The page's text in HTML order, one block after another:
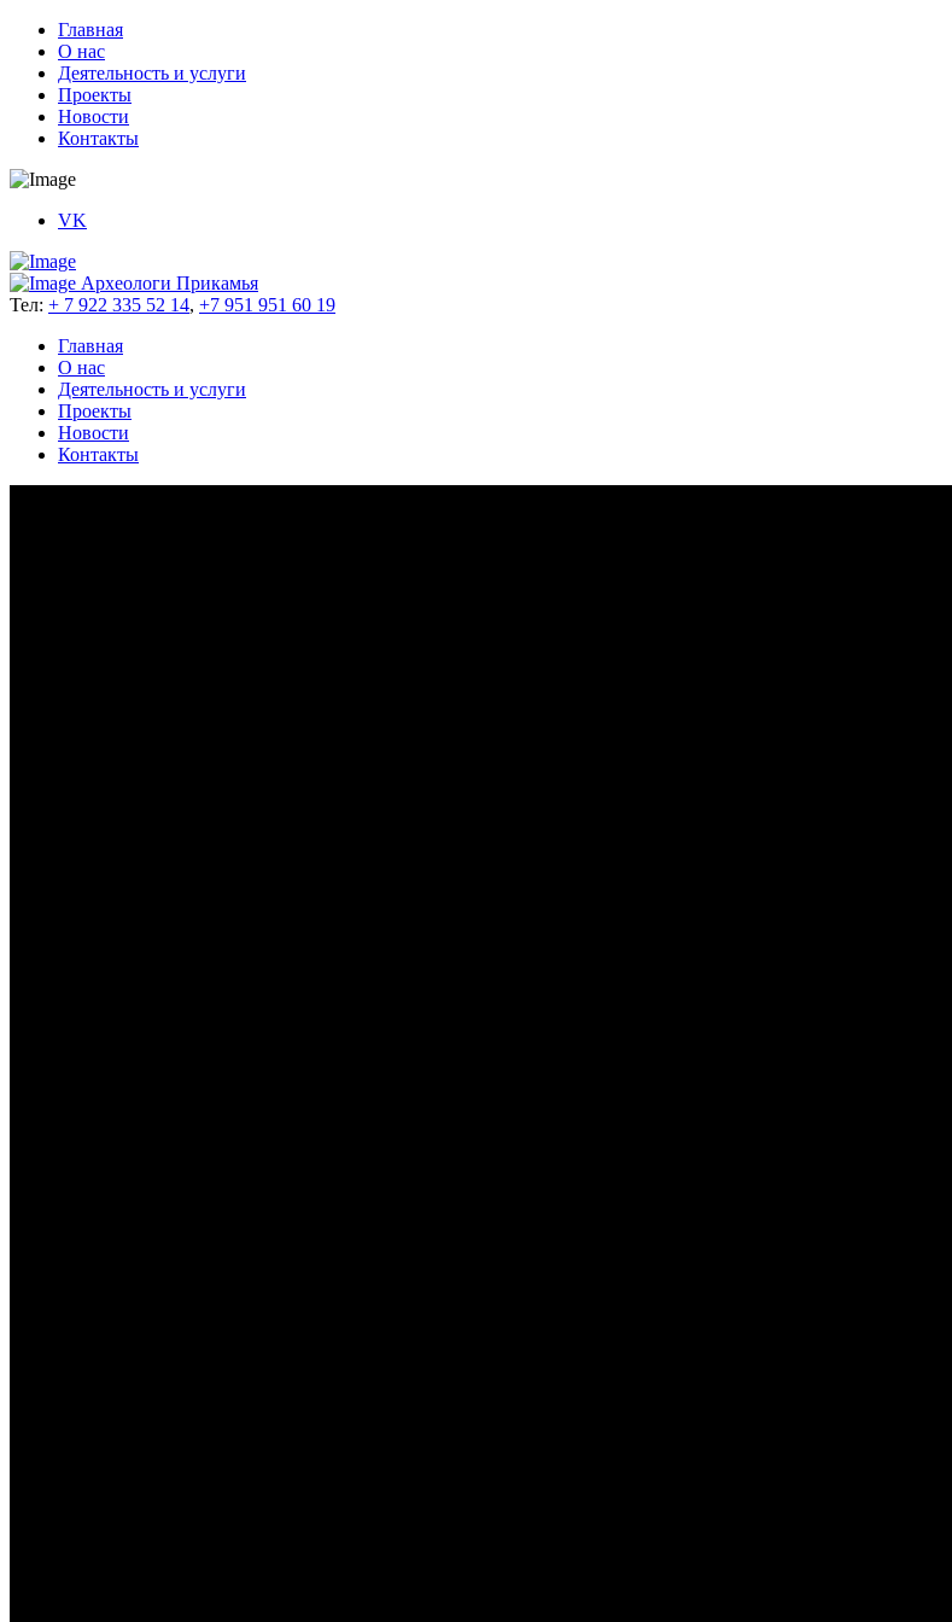
Главная
О нас
Деятельность и услуги
Проекты
Новости
Контакты
VK
Археологи Прикамья
Тел: + 7 922 335 52 14, +7 951 951 60 19
Главная
О нас
Деятельность и услуги
Проекты
Новости
Контакты